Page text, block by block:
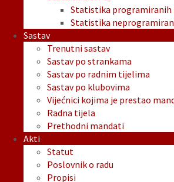
Statistika programiranih
Statistika
Sastav
Trenutni sastav
Sastav po strankama
Sastav po radnim tijelima
Sastav po klubovima
Vijećnici kojima je prestao
Radna tijela
Prethodni mandati
Akti
Statut
Poslovnik o radu
Propisi